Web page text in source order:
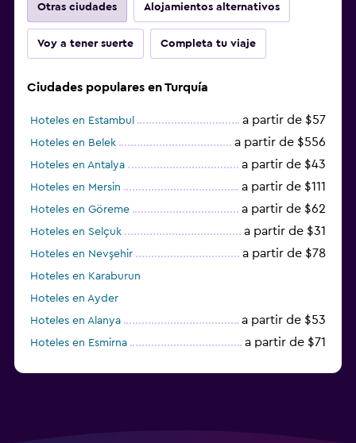
Otras ciudades Alojamientos alternativos
Voy a tener suerte Completa tu viaje
Ciudades populares en Turquía
Hoteles en Estambul a partir de $57
Hoteles en Belek a partir de $556
Hoteles en Antalya a partir de $43
Hoteles en Mersin a partir de $111
Hoteles en Göreme a partir de $62
Hoteles en Selçuk a partir de $31
Hoteles en Nevşehir a partir de $78
Hoteles en Karaburun
Hoteles en Ayder
Hoteles en Alanya
a partir de $53
Hoteles en Esmirna a partir de $71